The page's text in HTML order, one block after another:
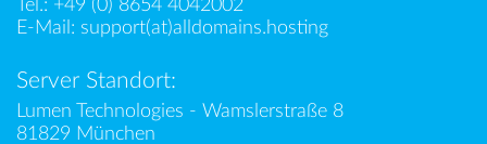
Tel.: +49 (0) 8654 4042002
E-Mail: support(at)alldomains.hosting
Server Standort:
Lumen Technologies - Wamslerstraße 8
81829 München